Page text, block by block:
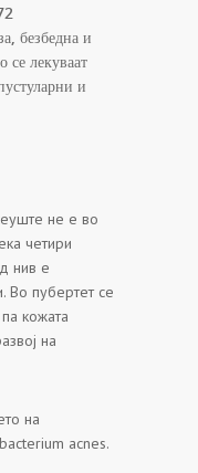
безбедна и
се лекуваат
и
не е во
четири
нив е
Во пубертет се
кожата
на
на
acnes.